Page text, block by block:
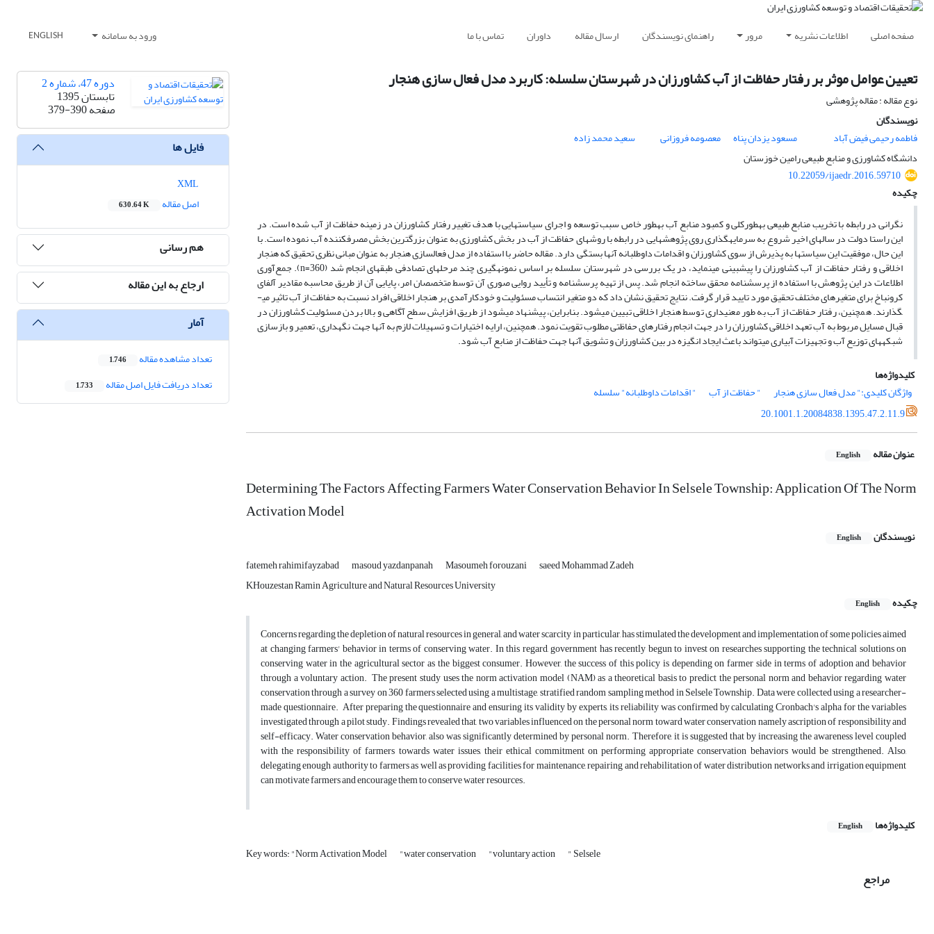
صفحه اصلی اطلاعات نشریه مرور راهنمای نویسندگان ارسال مقاله داوران تماس با ما ورود به سامانه ENGLISH
تعیین عوامل موثر بر رفتار حفاظت از آب کشاورزان در شهرستان سلسله: کاربرد مدل فعال سازی هنجار
نوع مقاله : مقاله پژوهشی
نویسندگان
فاطمه رحیمی فیض آباد
مسعود یزدان پناه معصومه فروزانی
سعید محمد زاده
دانشگاه کشاورزی و منابع طبیعی رامین خوزستان
10.22059/ijaedr.2016.59710
چکیده
نگرانی در رابطه با تخریب منابع طبیعی به­طورکلی و کمبود منابع آب به­طور خاص سبب توسعه و اجرای سیاست­هایی با هدف تغییر رفتار کشاورزان در زمینه حفاظت از آب شده است. در
این راستا دولت در سال­های اخیر شروع به سرمایه­گذاری روی پژوهش­هایی در رابطه با روش­های حفاظت از آب در بخش کشاورزی به عنوان بزرگ­ترین بخش مصرف­کننده آب نموده است. با
این حال، موفقیت این سیاست­ها به پذیرش از سوی کشاورزان و اقدامات داوطلبانه آنها بستگی دارد. مقاله حاضر با استفاده از مدل فعال­سازی هنجار به عنوان مبانی نظری تحقیق که هنجار
اخلاقی و رفتار حفاظت از آب کشاورزان را پیش­بینی می­نماید، در یک بررسی در شهرستان سلسله بر اساس نمونه­گیری چند مرحله­ای تصادفی طبقه­ای انجام شد (360=n). جمع‌آوری
اطلاعات در این پژوهش با استفاده از پرسشنامه محقق ساخته انجام شد. پس از تهیه پرسشنامه و تأیید روایی صوری آن توسط متخصصان امر، پایایی آن از طریق محاسبه مقادیر آلفای
کرونباخ برای متغیرهای مختلف تحقیق مورد تایید قرار گرفت. نتایج تحقیق نشان داد که دو متغیر انتساب مسئولیت و خودکارآمدی بر هنجار اخلاقی افراد نسبت به حفاظت از آب تاثیر می­
گذارند. هم­چنین، رفتار حفاظت از آب به طور معنی­داری توسط هنجار اخلاقی تبیین می­شود. بنابراین، پیشنهاد می­شود از طریق افزایش سطح آگاهی و بالا بردن مسئولیت کشاورزان در
قبال مسایل مربوط به آب تعهد اخلاقی کشاورزان را در جهت انجام رفتارهای حفاظتی مطلوب تقویت نمود. هم­چنین، ارایه اختیارات و تسهیلات لازم به آن­ها جهت نگهداری، تعمیر و بازسازی
شبکه­های توزیع آب و تجهیزات آبیاری می­تواند باعث ایجاد انگیزه در بین کشاورزان و تشویق آن­ها جهت حفاظت از منابع آب شود.
کلیدواژه‌ها
واژگان کلیدی:" مدل فعال سازی هنجار
" حفاظت از آب
" اقدامات داوطلبانه" سلسله
20.1001.1.20084838.1395.47.2.11.9
عنوان مقاله English
Determining The Factors Affecting Farmers Water Conservation Behavior In Selsele Township: Application Of The Norm
Activation Model
نویسندگان English
fatemeh rahimifayzabad masoud yazdanpanah Masoumeh forouzani
saeed Mohammad Zadeh
KHouzestan Ramin Agriculture and Natural Resources University
چکیده
English
Concerns regarding the depletion of natural resources in general, and water scarcity in particular, has stimulated the development and implementation of some policies aimed
at changing farmers' behavior in terms of conserving water. In this regard, government has recently begun to invest on researches supporting the technical solutions on
conserving water in the agricultural sector as the biggest consumer. However, the success of this policy is depending on farmer side in terms of adoption and behavior
through a voluntary action. The present study uses the norm activation model (NAM) as a theoretical basis to predict the personal norm and behavior regarding water
conservation through a survey on 360 farmers selected using a multistage, stratified random sampling method in Selsele Township. Data were collected using a researcher-
made questionnaire. After preparing the questionnaire and ensuring its validity by experts, its reliability was confirmed by calculating Cronbach's alpha ​​for the variables
investigated through a pilot study. Findings revealed that, two variables influenced on the personal norm toward water conservation namely ascription of responsibility and
self-efficacy. Water conservation behavior, also was significantly determined by personal norm. Therefore, it is suggested that by increasing the awareness level coupled
with the responsibility of farmers towards water issues, their ethical commitment on performing appropriate conservation behaviors would be strengthened. Also,
delegating enough authority to farmers as well as providing facilities for maintenance, repairing and rehabilitation of water distribution networks and irrigation equipment
can motivate farmers and encourage them to conserve water resources.
کلیدواژه‌ها English
Key words: "Norm Activation Model "water conservation "voluntary action " Selsele
مراجع
دوره 47، شماره 2
تابستان 1395
صفحه379-390
فایل ها
اصل مقاله
630.64 K
هم رسانی
ارجاع به این مقاله
آمار
تعداد مشاهده مقاله 1,746
تعداد دریافت فایل اصل مقاله 1,733